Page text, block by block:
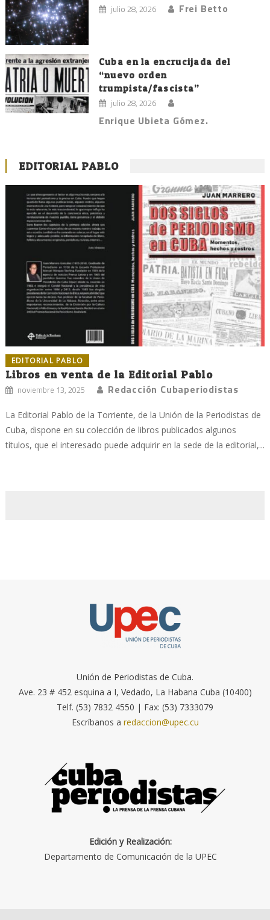
julio 28, 2026 Frei Betto
Cuba en la encrucijada del
“nuevo orden
trumpista/fascista”
julio 28, 2026
Enrique Ubieta Gómez.
EDITORIAL PABLO
EDITORIAL PABLO
Libros en venta de la Editorial Pablo
noviembre 13, 2025 Redacción Cubaperiodistas
La Editorial Pablo de la Torriente, de la Unión de la Periodistas de
Cuba, dispone en su colección de libros publicados algunos
títulos, que el interesado puede adquirir en la sede de la editorial,...
Unión de Periodistas de Cuba.
Ave. 23 # 452 esquina a I, Vedado, La Habana Cuba (10400)
Telf. (53) 7832 4550 | Fax: (53) 7333079
Escríbanos a redaccion@upec.cu
Edición y Realización:
Departamento de Comunicación de la UPEC